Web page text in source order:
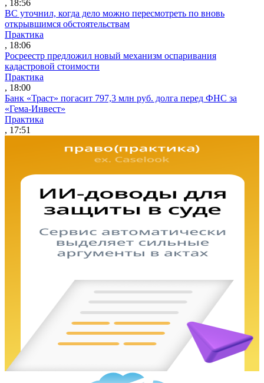
, 18:56
ВС уточнил, когда дело можно пересмотреть по вновь
открывшимся обстоятельствам
Практика
, 18:06
Росреестр предложил новый механизм оспаривания
кадастровой стоимости
Практика
, 18:00
Банк «Траст» погасит 797,3 млн руб. долга перед ФНС за
«Гема-Инвест»
Практика
, 17:51